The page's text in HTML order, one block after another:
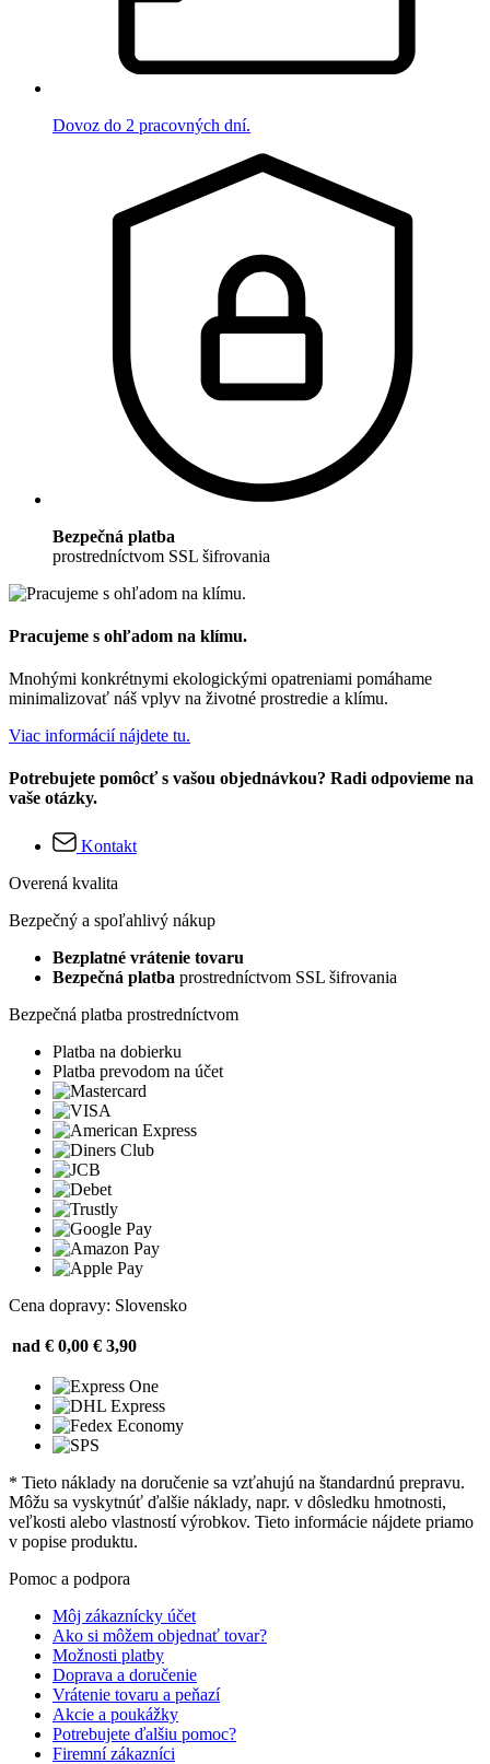
Dovoz do 2 pracovných dní.
Bezpečná platba
prostredníctvom SSL šifrovania
Pracujeme s ohľadom na klímu.
Mnohými konkrétnymi ekologickými opatreniami pomáhame
minimalizovať náš vplyv na životné prostredie a klímu.
Viac informácií nájdete tu.
Potrebujete pomôcť s vašou objednávkou? Radi odpovieme na
vaše otázky.
Kontakt
Overená kvalita
Bezpečný a spoľahlivý nákup
Bezplatné vrátenie tovaru
Bezpečná platba prostredníctvom SSL šifrovania
Bezpečná platba prostredníctvom
Platba na dobierku
Platba prevodom na účet
Cena dopravy: Slovensko
nad € 0,00 € 3,90
* Tieto náklady na doručenie sa vzťahujú na štandardnú prepravu.
Môžu sa vyskytnúť ďalšie náklady, napr. v dôsledku hmotnosti,
veľkosti alebo vlastností výrobkov. Tieto informácie nájdete priamo
v popise produktu.
Pomoc a podpora
Môj zákaznícky účet
Ako si môžem objednať tovar?
Možnosti platby
Doprava a doručenie
Vrátenie tovaru a peňazí
Akcie a poukážky
Potrebujete ďalšiu pomoc?
Firemní zákazníci